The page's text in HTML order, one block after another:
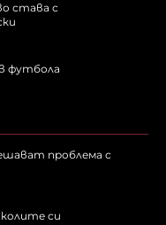
става с
футбола
проблема с
си